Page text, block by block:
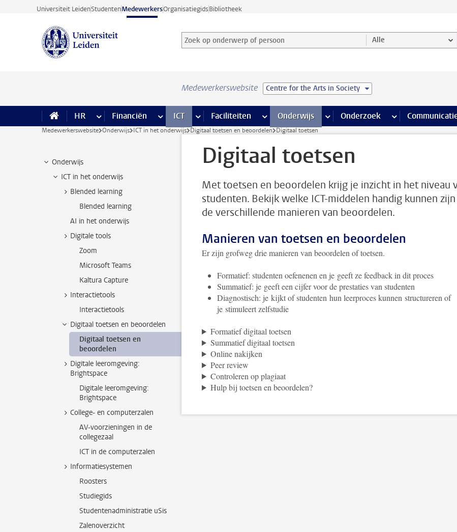
Ga direct naar de inhoud
Universiteit LeidenStudentenMedewerkersOrganisatiegidsBibliotheek
Zoek op onderwerp of persoon en selecteer categorie
Zoekterm Alle
Medewerkerswebsite Centre for the Arts in Society
HR meer HR pagina’s
Financiën meer Financiën pagina’s
ICT meer ICT pagina’s
Faciliteiten meer Faciliteiten pagina’s
Onderwijs meer Onderwijs pagina’s
Onderzoek meer Onderzoek
Medewerkerswebsite Onderwijs ICT in het onderwijs Digitaal toetsen en beoordelen Digitaal toetsen
Onderwijs
ICT in het onderwijs
Blended learning
Blended learning
AI in het onderwijs
Digitale tools
Zoom
Microsoft Teams
Kaltura Capture
Interactietools
Interactietools
Digitaal toetsen en beoordelen
Digitaal toetsen en
beoordelen
Digitale leeromgeving:
Brightspace
Digitale leeromgeving:
Brightspace
College- en computerzalen
AV-voorzieningen in de
collegezaal
ICT in de computerzalen
Informatiesystemen
Roosters
Studiegids
Studentenadministratie uSis
Zalenoverzicht
Digitaal toetsen
Met toetsen en beoordelen krijg je inzicht in het niveau
studenten. Bekijk welke ICT-middelen handig kunnen
de verschillende manieren van beoordelen.
Manieren van toetsen en beoordelen
Er zijn grofweg drie manieren van beoordelen of toetsen.
Formatief: studenten oefenenen en je geeft ze feedback in dit proces
Summatief: je geeft een cijfer voor de prestaties van studenten
Diagnostisch: je kijkt of studenten hun leerproces kunnen structureren of
je stimuleert zelfstudie
Formatief digitaal toetsen
Summatief digitaal toetsen
Online nakijken
Peer review
Controleren op plagiaat
Hulp bij toetsen en beoordelen?